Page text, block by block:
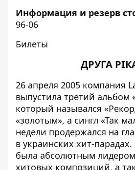
Информация и резерв
96-06
Билеты
ДРУГА
26 апреля 2005 компания
выпустила третий альбом
который назывался
«золотым», а сингл «Так
недели продержался на
в украинских хит-
была абсолютным
хитовых композиций, а